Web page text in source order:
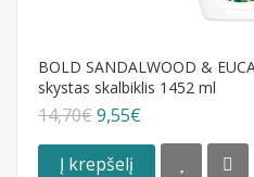
BOLD SANDALWOOD &
skystas skalbiklis 1452 ml
14,70€9,55€
Į krepšelį